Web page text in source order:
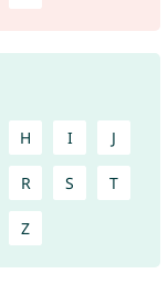
H I J
R S T
Z